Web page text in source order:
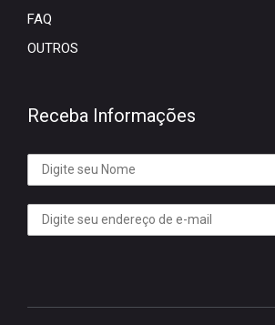
FAQ
OUTROS
Receba Informações